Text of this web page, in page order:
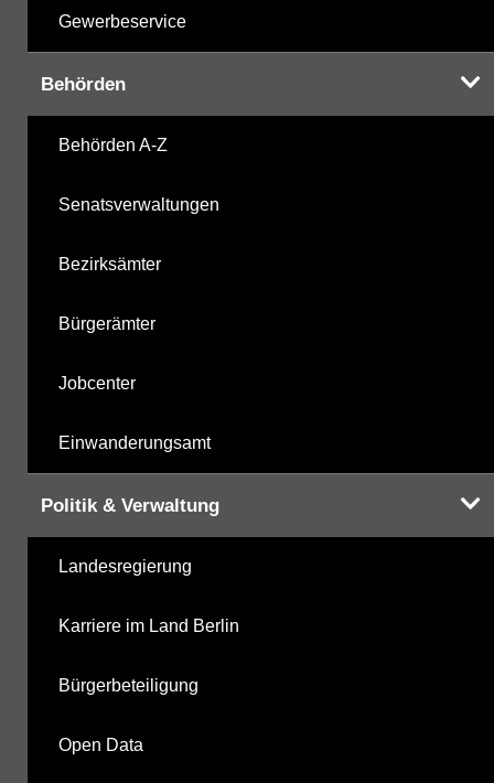
Gewerbeservice
Behörden
Behörden A-Z
Senatsverwaltungen
Bezirksämter
Bürgerämter
Jobcenter
Einwanderungsamt
Politik & Verwaltung
Landesregierung
Karriere im Land Berlin
Bürgerbeteiligung
Open Data